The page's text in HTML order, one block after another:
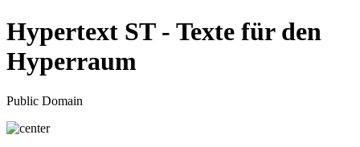
Hypertext ST - Texte für den
Hyperraum
Public Domain